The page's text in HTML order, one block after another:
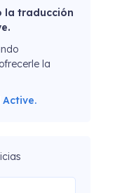
la traducción
la